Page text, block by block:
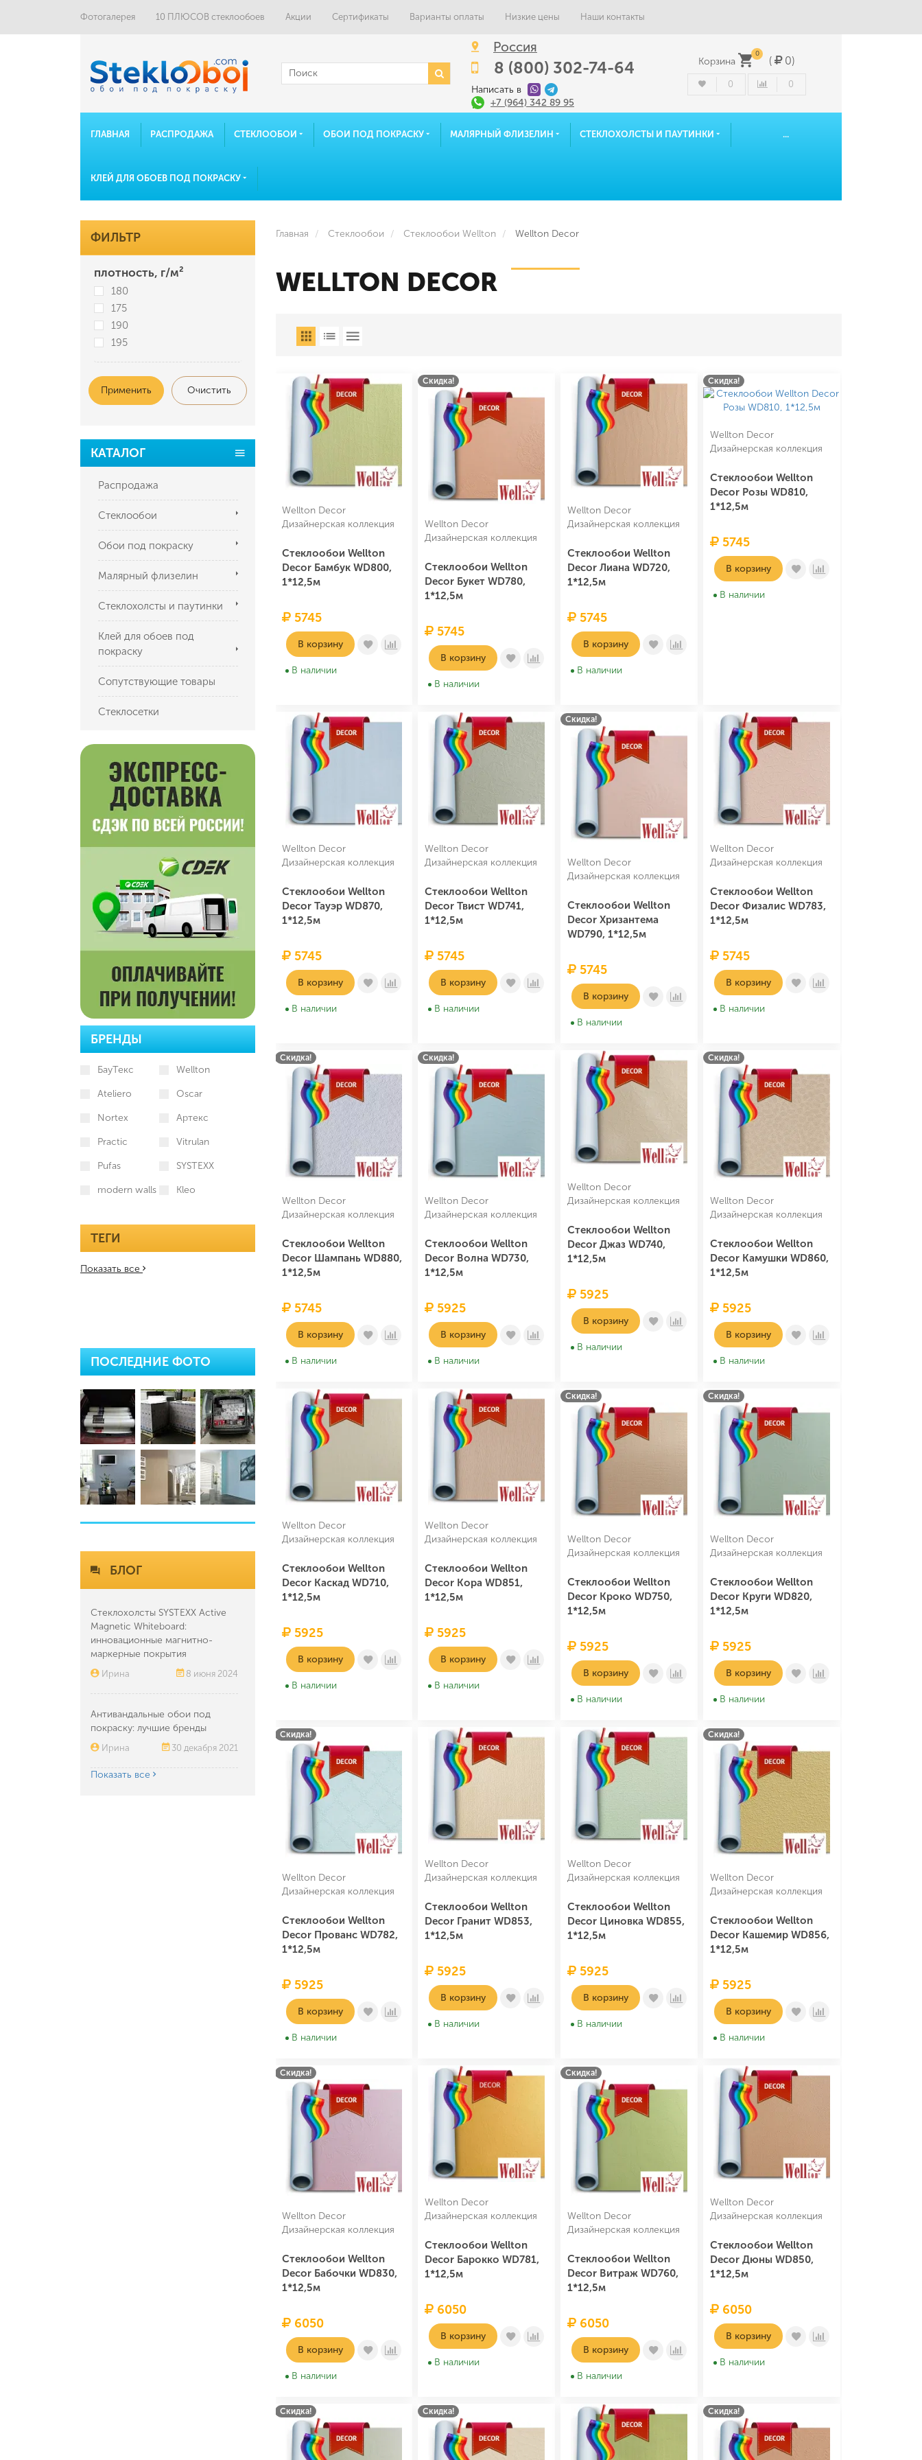
Фотогалерея 10 ПЛЮСОВ стеклообоев Акции Сертификаты Варианты оплаты Низкие цены Наши контакты
Россия
8 (800) 302-74-64
Написать в
+7 (964) 342 89 95
Корзина
0
( 0)
0 0
ГЛАВНАЯ РАСПРОДАЖА СТЕКЛООБОИ ОБОИ ПОД ПОКРАСКУ МАЛЯРНЫЙ ФЛИЗЕЛИН СТЕКЛОХОЛСТЫ И ПАУТИНКИ
КЛЕЙ ДЛЯ ОБОЕВ ПОД ПОКРАСКУ
...
ФИЛЬТР
плотность, г/м²
180
175
190
195
Применить Очистить
КАТАЛОГ
Распродажа
Стеклообои
Обои под покраску
Малярный флизелин
Стеклохолсты и паутинки
Клей для обоев под
покраску
Сопутствующие товары
Стеклосетки
БРЕНДЫ
БауТекс Wellton
Ateliero Oscar
Nortex Артекс
Practic Vitrulan
Pufas SYSTEXX
modern walls Kleo
ТЕГИ
Показать все
ПОСЛЕДНИЕ ФОТО
БЛОГ
Стеклохолсты SYSTEXX Active
Magnetic Whiteboard:
инновационные магнитно-
маркерные покрытия
Ирина 8 июня 2024
Антивандальные обои под
покраску: лучшие бренды
Ирина 30 декабря 2021
Показать все
Главная Стеклообои Стеклообои Wellton Wellton Decor
WELLTON DECOR
Wellton Decor
Дизайнерская коллекция
Стеклообои Wellton
Decor Бамбук WD800,
1*12,5м
5745
В корзину
В наличии
Скидка!
Wellton Decor
Дизайнерская коллекция
Стеклообои Wellton
Decor Букет WD780,
1*12,5м
5745
В корзину
В наличии
Wellton Decor
Дизайнерская коллекция
Стеклообои Wellton
Decor Лиана WD720,
1*12,5м
5745
В корзину
В наличии
Скидка!
Wellton Decor
Дизайнерская коллекция
Стеклообои Wellton
Decor Розы WD810,
1*12,5м
5745
В корзину
В наличии
Wellton Decor
Дизайнерская коллекция
Стеклообои Wellton
Decor Тауэр WD870,
1*12,5м
5745
В корзину
В наличии
Wellton Decor
Дизайнерская коллекция
Стеклообои Wellton
Decor Твист WD741,
1*12,5м
5745
В корзину
В наличии
Скидка!
Wellton Decor
Дизайнерская коллекция
Стеклообои Wellton
Decor Хризантема
WD790, 1*12,5м
5745
В корзину
В наличии
Wellton Decor
Дизайнерская коллекция
Стеклообои Wellton
Decor Физалис WD783,
1*12,5м
5745
В корзину
В наличии
Скидка!
Wellton Decor
Дизайнерская коллекция
Стеклообои Wellton
Decor Шампань WD880,
1*12,5м
5745
В корзину
В наличии
Скидка!
Wellton Decor
Дизайнерская коллекция
Стеклообои Wellton
Decor Волна WD730,
1*12,5м
5925
В корзину
В наличии
Wellton Decor
Дизайнерская коллекция
Стеклообои Wellton
Decor Джаз WD740,
1*12,5м
5925
В корзину
В наличии
Скидка!
Wellton Decor
Дизайнерская коллекция
Стеклообои Wellton
Decor Камушки WD860,
1*12,5м
5925
В корзину
В наличии
Wellton Decor
Дизайнерская коллекция
Стеклообои Wellton
Decor Каскад WD710,
1*12,5м
5925
В корзину
В наличии
Wellton Decor
Дизайнерская коллекция
Стеклообои Wellton
Decor Кора WD851,
1*12,5м
5925
В корзину
В наличии
Скидка!
Wellton Decor
Дизайнерская коллекция
Стеклообои Wellton
Decor Кроко WD750,
1*12,5м
5925
В корзину
В наличии
Скидка!
Wellton Decor
Дизайнерская коллекция
Стеклообои Wellton
Decor Круги WD820,
1*12,5м
5925
В корзину
В наличии
Скидка!
Wellton Decor
Дизайнерская коллекция
Стеклообои Wellton
Decor Прованс WD782,
1*12,5м
5925
В корзину
В наличии
Wellton Decor
Дизайнерская коллекция
Стеклообои Wellton
Decor Гранит WD853,
1*12,5м
5925
В корзину
В наличии
Wellton Decor
Дизайнерская коллекция
Стеклообои Wellton
Decor Циновка WD855,
1*12,5м
5925
В корзину
В наличии
Скидка!
Wellton Decor
Дизайнерская коллекция
Стеклообои Wellton
Decor Кашемир WD856,
1*12,5м
5925
В корзину
В наличии
Скидка!
Wellton Decor
Дизайнерская коллекция
Стеклообои Wellton
Decor Бабочки WD830,
1*12,5м
6050
В корзину
В наличии
Wellton Decor
Дизайнерская коллекция
Стеклообои Wellton
Decor Барокко WD781,
1*12,5м
6050
В корзину
В наличии
Скидка!
Wellton Decor
Дизайнерская коллекция
Стеклообои Wellton
Decor Витраж WD760,
1*12,5м
6050
В корзину
В наличии
Wellton Decor
Дизайнерская коллекция
Стеклообои Wellton
Decor Дюны WD850,
1*12,5м
6050
В корзину
В наличии
Скидка! Скидка! Скидка!